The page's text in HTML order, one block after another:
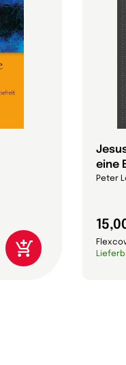
eine
Peter